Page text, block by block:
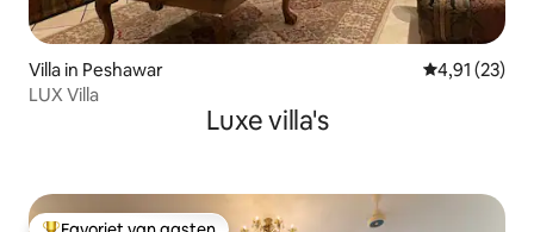
Villa in Peshawar Gemiddelde
4,91 (23)
LUX Villa
Luxe villa's